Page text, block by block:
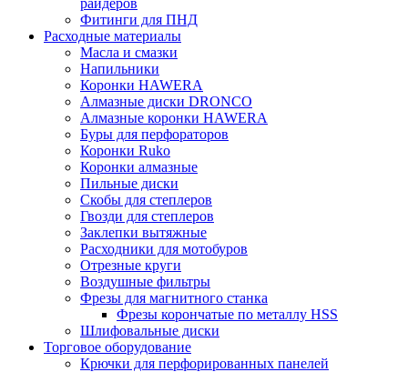
райдеров
Фитинги для ПНД
Расходные материалы
Масла и смазки
Напильники
Коронки HAWERA
Алмазные диски DRONCO
Алмазные коронки HAWERA
Буры для перфораторов
Коронки Ruko
Коронки алмазные
Пильные диски
Скобы для степлеров
Гвозди для степлеров
Заклепки вытяжные
Расходники для мотобуров
Отрезные круги
Воздушные фильтры
Фрезы для магнитного станка
Фрезы корончатые по металлу HSS
Шлифовальные диски
Торговое оборудование
Крючки для перфорированных панелей